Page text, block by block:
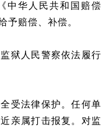
中华人民共和国赔偿
予赔偿、补偿。
狱人民警察依法履行
受法律保护。任何单
亲属打击报复。对监